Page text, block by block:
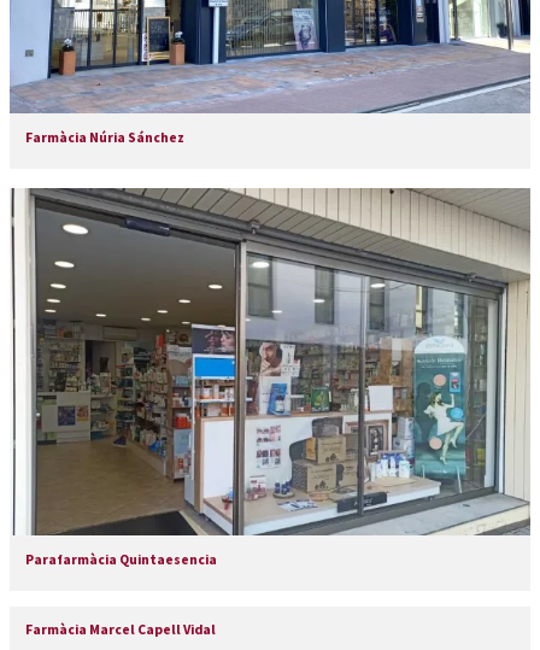
Farmàcia Núria Sánchez
Parafarmàcia Quintaesencia
Farmàcia Marcel Capell Vidal